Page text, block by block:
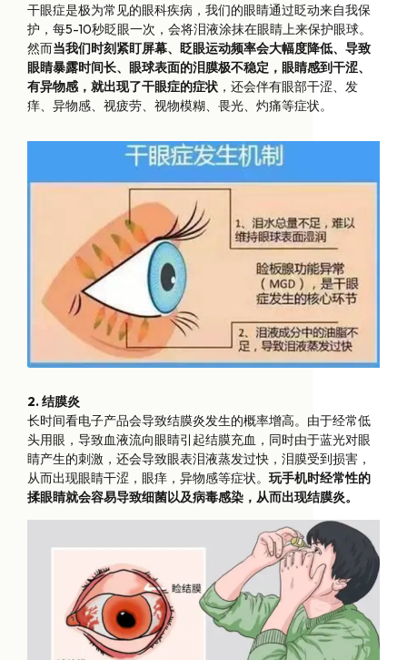
干眼症是极为常见的眼科疾病，我们的眼睛通过眨动来自我保
护，每5-10秒眨眼一次，会将泪液涂抹在眼睛上来保护眼球。
然而当我们时刻紧盯屏幕、眨眼运动频率会大幅度降低、导致
眼睛暴露时间长、眼球表面的泪膜极不稳定，眼睛感到干涩、
有异物感，就出现了干眼症的症状 ，还会伴有眼部干涩、发
痒、异物感、视疲劳、视物模糊、畏光、灼痛等症状。
2. 结膜炎
长时间看电子产品会导致结膜炎发生的概率增高。由于经常低
头用眼，导致血液流向眼睛引起结膜充血，同时由于蓝光对眼
睛产生的刺激，还会导致眼表泪液蒸发过快，泪膜受到损害，
从而出现眼睛干涩，眼痒，异物感等症状。 玩手机时经常性的
揉眼睛就会容易导致细菌以及病毒感染，从而出现结膜炎。